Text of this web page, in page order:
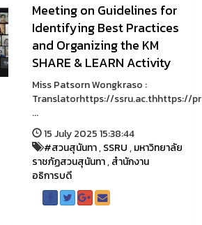
Meeting on Guidelines for
Identifying Best Practices
and Organizing the KM
SHARE & LEARN Activity
Miss Patsorn Wongkraso :
Translatorhttps://ssru.ac.thhttps://
...
15 July 2025 15:38:44
#สวนสุนันทา,SSRU,มหาวิทยาลัย
ราชภัฏสวนสุนันทา,สำนักงาน
อธิการบดี